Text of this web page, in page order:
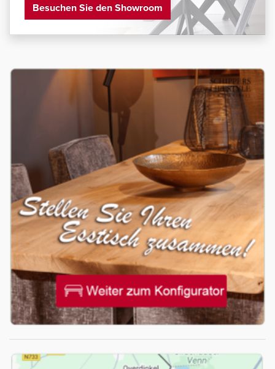
Besuchen Sie den Showroom